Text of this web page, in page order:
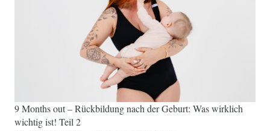
9 Months out – Rückbildung nach der Geburt: Was wirklich
wichtig ist! Teil 2